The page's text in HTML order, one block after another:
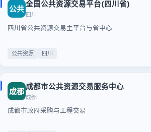
公共全国公共资源交易平台(四川省)
四川
四川省公共资源交易主平台与省中心
公共资源 四川
成都 成都市公共资源交易服务中心
成都
成都市政府采购与工程交易